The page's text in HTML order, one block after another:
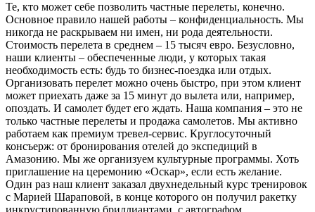
Те, кто может себе позволить частные перелеты, конечно.
Основное правило нашей работы – конфиденциальность. Мы
никогда не раскрываем ни имен, ни рода деятельности.
Стоимость перелета в среднем – 15 тысяч евро. Безусловно,
наши клиенты – обеспеченные люди, у которых такая
необходимость есть: будь то бизнес-поездка или отдых.
Организовать перелет можно очень быстро, при этом клиент
может приехать даже за 15 минут до вылета или, например,
опоздать. И самолет будет его ждать. Наша компания – это не
только частные перелеты и продажа самолетов. Мы активно
работаем как премиум тревел-сервис. Круглосуточный
консъерж: от бронирования отелей до экспедиций в
Амазонию. Мы же организуем культурные программы. Хоть
приглашение на церемонию «Оскар», если есть желание.
Один раз наш клиент заказал двухнедельный курс тренировок
с Марией Шараповой, в конце которого он получил ракетку